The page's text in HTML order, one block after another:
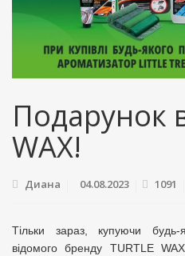
Подарунок
WAX!
Диана 04.08.2023 1091
Тільки зараз, купуючи будь-
відомого бренду TURTLE